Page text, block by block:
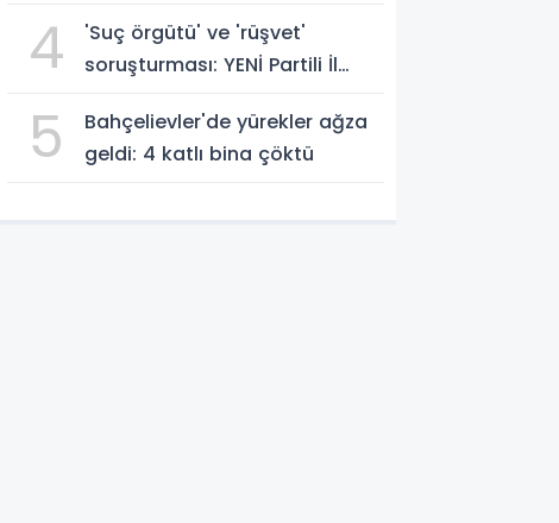
4
'Suç örgütü' ve 'rüşvet'
soruşturması: YENİ Partili İl
gözaltında
5
Bahçelievler'de yürekler ağza
geldi: 4 katlı bina çöktü